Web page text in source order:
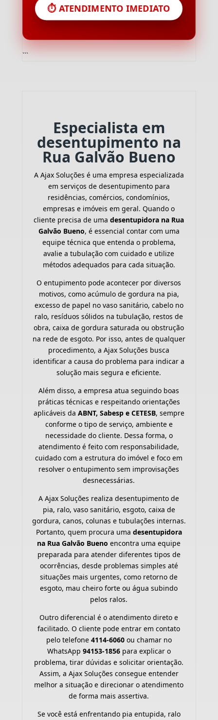
⏱️ ATENDIMENTO IMEDIATO
```
Especialista em
desentupimento na
Rua Galvão Bueno
A Ajax Soluções é uma empresa especializada
em serviços de desentupimento para
residências, comércios, condomínios,
empresas e imóveis em geral. Quando o
cliente precisa de umadesentupidora na Rua
Galvão Bueno, é essencial contar com uma
equipe técnica que entenda o problema,
avalie a tubulação com cuidado e utilize
métodos adequados para cada situação.
O entupimento pode acontecer por diversos
motivos, como acúmulo de gordura na pia,
excesso de papel no vaso sanitário, cabelo no
ralo, resíduos sólidos na tubulação, restos de
obra, caixa de gordura saturada ou obstrução
na rede de esgoto. Por isso, antes de qualquer
procedimento, a Ajax Soluções busca
identificar a causa do problema para indicar a
solução mais segura e eficiente.
Além disso, a empresa atua seguindo boas
práticas técnicas e respeitando orientações
aplicáveis da ABNT, Sabesp e CETESB, sempre
conforme o tipo de serviço, ambiente e
necessidade do cliente. Dessa forma, o
atendimento é feito com responsabilidade,
cuidado com a estrutura do imóvel e foco em
resolver o entupimento sem improvisações
desnecessárias.
A Ajax Soluções realiza desentupimento de
pia, ralo, vaso sanitário, esgoto, caixa de
gordura, canos, colunas e tubulações internas.
Portanto, quem procura uma desentupidora
na Rua Galvão Bueno encontra uma equipe
preparada para atender diferentes tipos de
ocorrências, desde problemas simples até
situações mais urgentes, como retorno de
esgoto, mau cheiro forte ou água subindo
pelos ralos.
Outro diferencial é o atendimento direto e
facilitado. O cliente pode entrar em contato
pelo telefone 4114-6060ou chamar no
WhatsApp 94153-1856para explicar o
problema, tirar dúvidas e solicitar orientação.
Assim, a Ajax Soluções consegue entender
melhor a situação e direcionar o atendimento
de forma mais assertiva.
Se você está enfrentando pia entupida, ralo